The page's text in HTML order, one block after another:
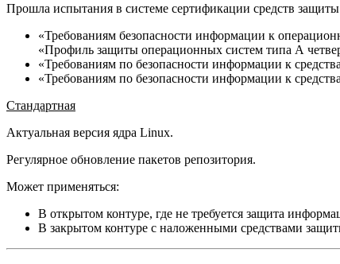
Прошла испытания в системе сертификации средств
«Требованиям безопасности информации к
«Профиль защиты операционных систем типа А
«Требованиям по безопасности информации к
«Требованиям по безопасности информации к
Стандартная
Актуальная версия ядра Linux.
Регулярное обновление пакетов репозитория.
Может применяться:
В открытом контуре, где не требуется защита
В закрытом контуре с наложенными средствами